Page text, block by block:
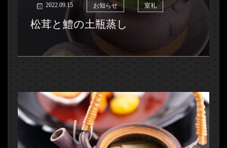
2022.09.15 お知らせ 室礼
松茸と鱧の土瓶蒸し